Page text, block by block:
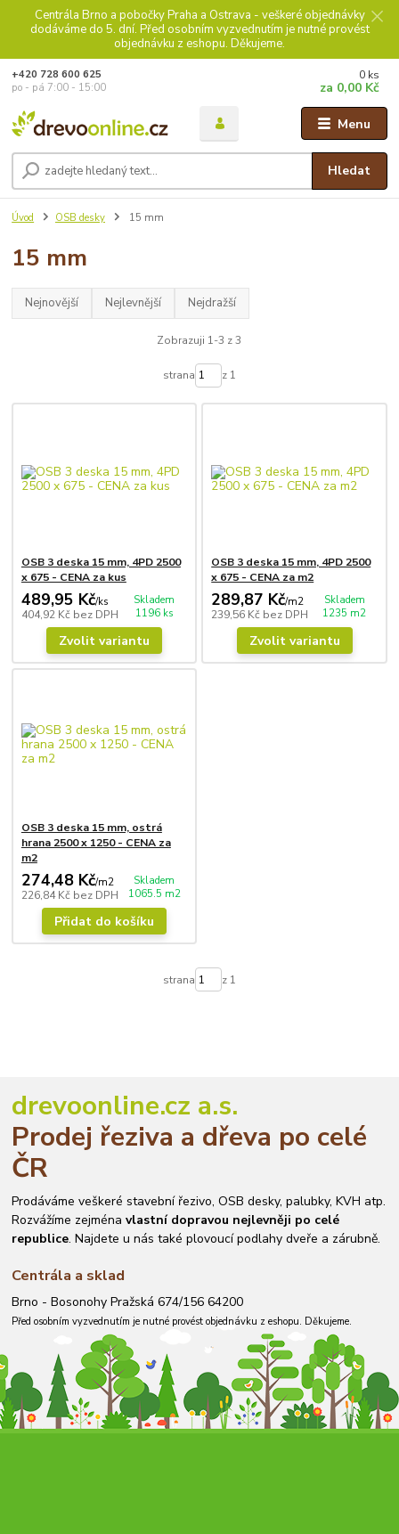
Centrála Brno a pobočky Praha a Ostrava - veškeré objednávky
dodáváme do 5. dní. Před osobním vyzvednutím je nutné provést
objednávku z eshopu. Děkujeme.
Menu
Hledat
+420 728 600 625
po - pá 7:00 - 15:00
0 ks
za 0,00 Kč
Úvod OSB desky 15 mm
15 mm
Nejnovější Nejlevnější Nejdražší
Zobrazuji 1-3 z 3
strana z 1
OSB 3 deska 15 mm, 4PD 2500
x 675 - CENA za kus
489,95 Kč/ks
404,92 Kč bez DPH
Skladem
1196 ks
Zvolit variantu
OSB 3 deska 15 mm, 4PD 2500
x 675 - CENA za m2
289,87 Kč/m2
239,56 Kč bez DPH
Skladem
1235 m2
Zvolit variantu
OSB 3 deska 15 mm, ostrá
hrana 2500 x 1250 - CENA za
m2
274,48 Kč/m2
226,84 Kč bez DPH
Skladem
1065.5 m2
Přidat do košíku
strana z 1
drevoonline.cz a.s.
Prodej řeziva a dřeva po celé
ČR
Prodáváme veškeré stavební řezivo, OSB desky, palubky, KVH atp.
Rozvážíme zejménavlastní dopravou nejlevněji po celé
republice. Najdete u nás také plovoucí podlahy dveře a zárubně.
Centrála a sklad
Brno - Bosonohy Pražská 674/156 64200
Před osobním vyzvednutím je nutné provést objednávku z eshopu. Děkujeme.